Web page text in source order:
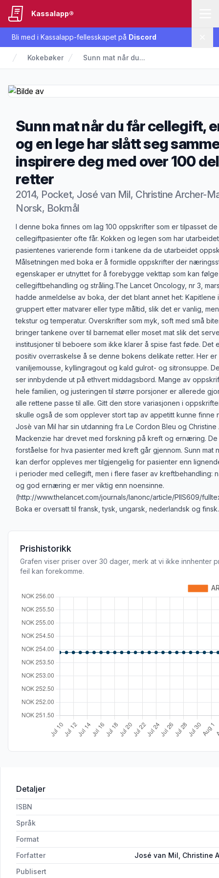
Bli med i Kassalapp-fellesskapet på Discord
Kassalapp®
Kokebøker Sunn mat når du...
Sunn mat når du får cellegift,
og en lege har slått seg
inspirere deg med over 100
retter
2014, Pocket, José van Mil, Christine Archer-
Norsk, Bokmål
Produktbeskrivelse
I denne boka finnes om lag 100 oppskrifter som er tilpasset
cellegiftpasienter ofte får. Kokken og legen som har
pasientenes varierende form i tankene da de utarbeidet
Målsetningen med boka er å formidle oppskrifter der
egenskaper er utnyttet for å forebygge vekttap som kan
cellegiftbehandling og stråling.The Lancet Oncology, nr 3,
hadde anmeldelse av boka, der det blant annet het:
gruppert etter matvarer eller type måltid, slik det er vanlig,
tekstur og temperatur. Overskrifter som myk, soft med små
bringer tankene over til barnemat eller moset mat slik det
institusjoner til beboere som ikke klarer å spise fast føde. Det
positiv overraskelse å se denne bokens delikate retter. Her er
vaniljemousse, kyllingragout og kald gulrot- og sitronsuppe.
ser innbydende ut på ethvert middagsbord. Mange av
hele familien, og justeringen til større porsjoner er allerede
alle rettene passe til alle. Gitt den store variasjonen i
skulle også de som opplever stort tap av appetitt kunne finne
Josè van Mil har sin utdanning fra Le Cordon Bleu og Christine
Mackenzie har drevet med forskning på kreft og ernæring.
forståelse for hva pasienter med kreft går gjennom. Sunn mat
kan derfor oppleves mer tilgjengelig for pasienter enn
i perioder med cellegift, men i flere faser av kreftbehandling:
og god ernæring er mer viktig enn noensinne.
(http://www.thelancet.com/journals/lanonc/article/PIIS609/
Boka er oversatt til fransk, tysk, ungarsk, nederlandsk og finsk.
Prishistorikk
Grafen viser priser over 30 dager, merk at vi ikke innhenter
feil kan forekomme.
Detaljer
ISBN
Språk
Format
Forfatter
José van Mil, Christine
Publisert